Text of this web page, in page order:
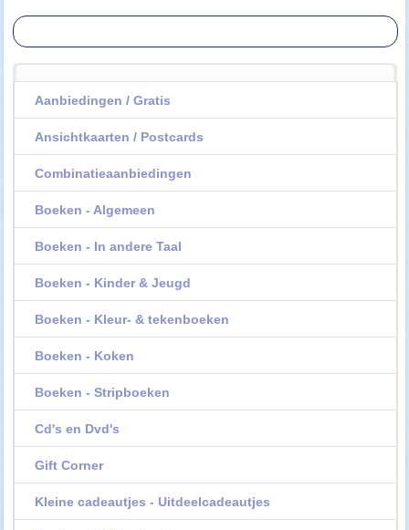
Aanbiedingen / Gratis
Ansichtkaarten / Postcards
Combinatieaanbiedingen
Boeken - Algemeen
Boeken - In andere Taal
Boeken - Kinder & Jeugd
Boeken - Kleur- & tekenboeken
Boeken - Koken
Boeken - Stripboeken
Cd's en Dvd's
Gift Corner
Kleine cadeautjes - Uitdeelcadeautjes